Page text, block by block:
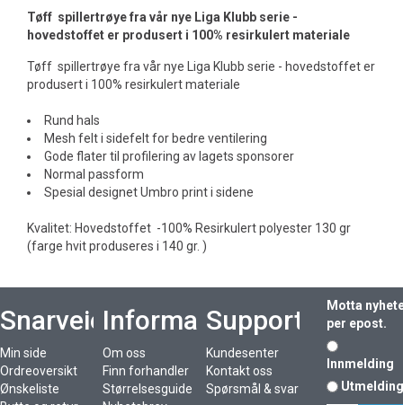
Tøff spillertrøye fra vår nye Liga Klubb serie -
hovedstoffet er produsert i 100% resirkulert materiale
Tøff spillertrøye fra vår nye Liga Klubb serie - hovedstoffet er
produsert i 100% resirkulert materiale
Rund hals
Mesh felt i sidefelt for bedre ventilering
Gode flater til profilering av lagets sponsorer
Normal passform
Spesial designet Umbro print i sidene
Kvalitet: Hovedstoffet -100% Resirkulert polyester 130 gr
(farge hvit produseres i 140 gr. )
Snarveier
Min side
Ordreoversikt
Ønskeliste
Informasjon
Om oss
Finn forhandler
Størrelsesguide
Support
Kundesenter
Kontakt oss
Spørsmål & svar
Motta
per epost.
Innmelding